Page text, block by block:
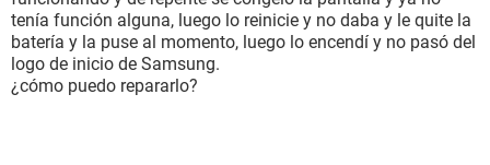
tenía función alguna, luego lo reinicie y no daba y le quite la
batería y la puse al momento, luego lo encendí y no pasó del
logo de inicio de Samsung.
¿cómo puedo repararlo?